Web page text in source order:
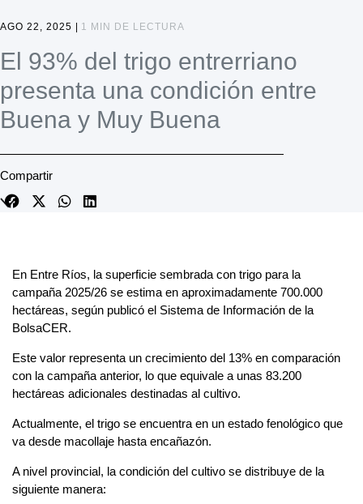
AGO 22, 2025 | 1 MIN DE LECTURA
El 93% del trigo entrerriano
presenta una condición entre
Buena y Muy Buena
Compartir
En Entre Ríos, la superficie sembrada con trigo para la
campaña 2025/26 se estima en aproximadamente 700.000
hectáreas, según publicó el Sistema de Información de la
BolsaCER.
Este valor representa un crecimiento del 13% en comparación
con la campaña anterior, lo que equivale a unas 83.200
hectáreas adicionales destinadas al cultivo.
Actualmente, el trigo se encuentra en un estado fenológico que
va desde macollaje hasta encañazón.
A nivel provincial, la condición del cultivo se distribuye de la
siguiente manera: